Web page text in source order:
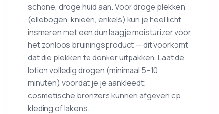
schone, droge huid aan. Voor droge plekken
(ellebogen, knieën, enkels) kun je heel licht
insmeren met een dun laagje moisturizer vóór
het zonloos bruiningsproduct — dit voorkomt
dat die plekken te donker uitpakken. Laat de
lotion volledig drogen (minimaal 5–10
minuten) voordat je je aankleedt;
cosmetische bronzers kunnen afgeven op
kleding of lakens.